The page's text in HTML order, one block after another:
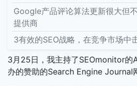
Google产品评论算法更新很大但
提供商
3有效的SEO战略，在竞争市场中
3月25日，我主持了SEOmonitor
办的赞助的Search Engine Journal